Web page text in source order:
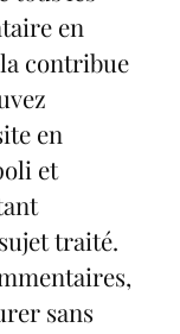
en
contribue
en
et
traité.
sans